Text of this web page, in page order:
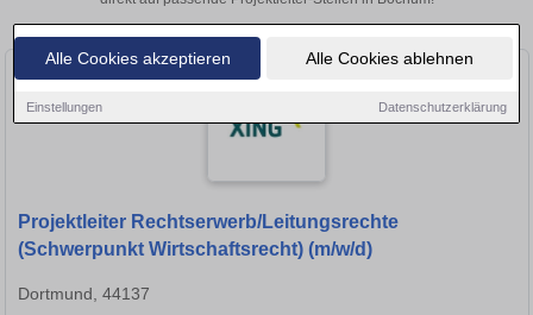
Alle Cookies akzeptieren Alle Cookies ablehnen
Einstellungen Datenschutzerklärung
Projektleiter Rechtserwerb/Leitungsrechte
(Schwerpunkt Wirtschaftsrecht) (m/w/d)
Dortmund, 44137